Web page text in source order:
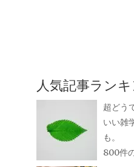
人気記事ラン
超どう
いい雑
も。
800件